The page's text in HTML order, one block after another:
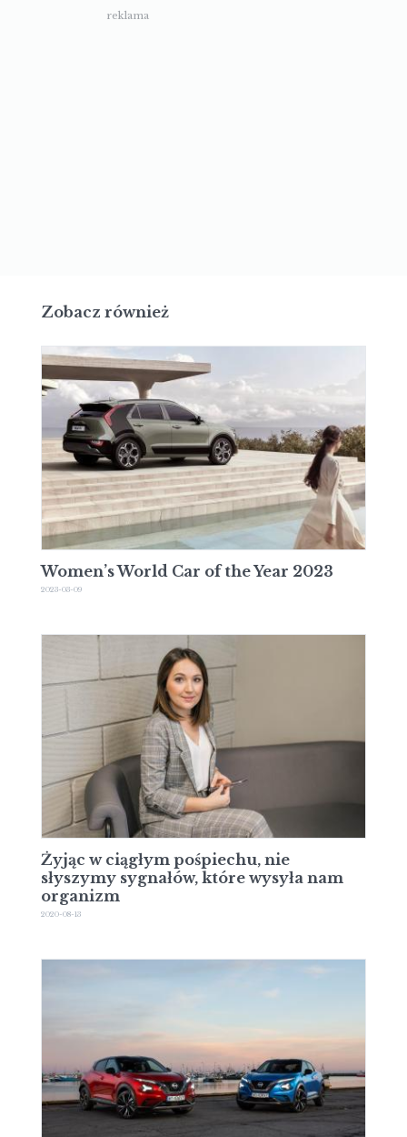
reklama
Zobacz również
Women’s World Car of the Year 2023
2023-03-09
Żyjąc w ciągłym pośpiechu, nie
słyszymy sygnałów, które wysyła nam
organizm
2020-08-13